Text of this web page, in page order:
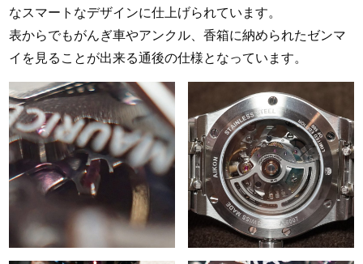
なスマートなデザインに仕上げられています。
表からでもがんぎ車やアンクル、香箱に納められたゼンマ
イを見ることが出来る通後の仕様となっています。